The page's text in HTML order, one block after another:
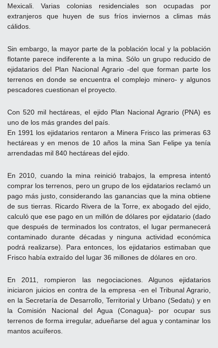
Mexicali. Varias colonias residenciales son ocupadas por
extranjeros que huyen de sus fríos inviernos a climas más
cálidos.
Sin embargo, la mayor parte de la población local y la población
flotante parece indiferente a la mina. Sólo un grupo reducido de
ejidatarios del Plan Nacional Agrario -del que forman parte los
terrenos en donde se encuentra el complejo minero- y algunos
pescadores cuestionan el proyecto.
Con 520 mil hectáreas, el ejido Plan Nacional Agrario (PNA) es
uno de los más grandes del país.
En 1991 los ejidatarios rentaron a Minera Frisco las primeras 63
hectáreas y en menos de 10 años la mina San Felipe ya tenía
arrendadas mil 840 hectáreas del ejido.
En 2010, cuando la mina reinició trabajos, la empresa intentó
comprar los terrenos, pero un grupo de los ejidatarios reclamó un
pago más justo, considerando las ganancias que la mina obtiene
de sus tierras. Ricardo Rivera de la Torre, ex abogado del ejido,
calculó que ese pago en un millón de dólares por ejidatario (dado
que después de terminados los contratos, el lugar permanecerá
contaminado durante décadas y ninguna actividad económica
podrá realizarse). Para entonces, los ejidatarios estimaban que
Frisco había extraído del lugar 36 millones de dólares en oro.
En 2011, rompieron las negociaciones. Algunos ejidatarios
iniciaron juicios en contra de la empresa -en el Tribunal Agrario,
en la Secretaría de Desarrollo, Territorial y Urbano (Sedatu) y en
la Comisión Nacional del Agua (Conagua)- por ocupar sus
terrenos de forma irregular, adueñarse del agua y contaminar los
mantos acuíferos.